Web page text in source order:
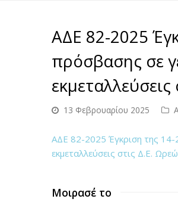
ΑΔΕ 82-2025
πρόσβασης σε
13 Φεβρουαρίου 2025
ΑΔΕ 82-2025 Έγκριση της 14-
εκμεταλλεύσεις στις Δ.Ε.
Μοιρασέ το